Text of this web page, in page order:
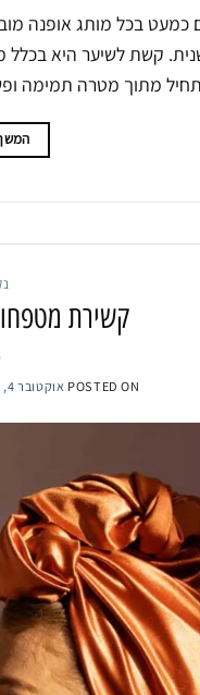
בכל מותג אופנה
קשת לשיער היא
מתוך מטרה תמימה
קשירת
POSTED ON אוקטובר 4, 2021